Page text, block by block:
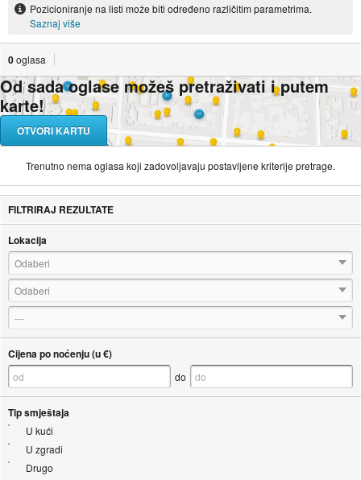
Pozicioniranje na listi može biti određeno različitim parametrima.
Saznaj više
0oglasa
Od sada oglase možeš pretraživati i putem
karte!
OTVORI KARTU
Trenutno nema oglasa koji zadovoljavaju postavljene kriterije pretrage.
FILTRIRAJ REZULTATE
Lokacija
Odaberi
Odaberi
---
Cijena po noćenju (u €)
do
Tip smještaja
U kući
U zgradi
Drugo